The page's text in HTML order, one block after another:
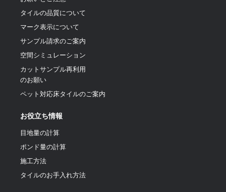
タイルの品質について
マーク表示について
サンプル請求のご案内
空間シミュレーション
カットサンプル再利用
のお願い
ペット対応床タイルのご案内
お役立ち情報
目地量の計算
ポンド量の計算
施工方法
タイルのお手入れ方法